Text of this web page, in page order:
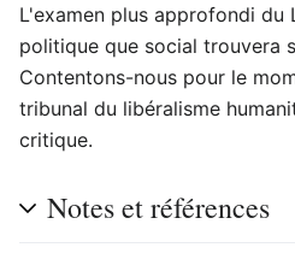
L'examen plus approfondi du
politique que social trouvera
Contentons-nous pour le
tribunal du libéralisme
critique.
Notes et références